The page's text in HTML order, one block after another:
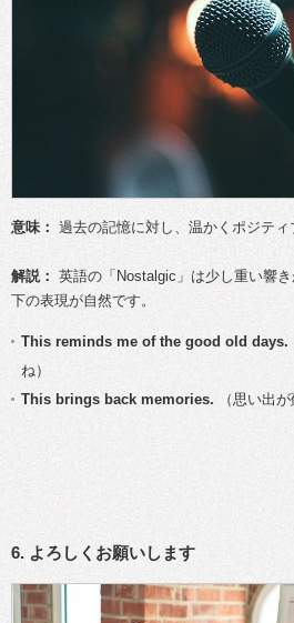
意味： 過去の記憶に対し、温かくポジティ
解説： 英語の「Nostalgic」は少し重い響
下の表現が自然です。
This reminds me of the good old days.
ね）
This brings back memories. （思い出が
6. よろしくお願いします